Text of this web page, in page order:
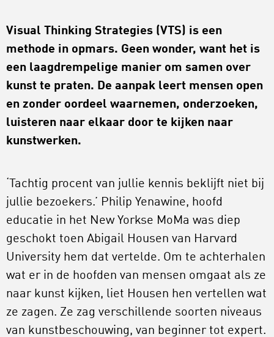
Visual Thinking Strategies (VTS) is een
methode in opmars. Geen wonder, want het is
een laagdrempelige manier om samen over
kunst te praten. De aanpak leert mensen open
en zonder oordeel waarnemen, onderzoeken,
luisteren naar elkaar door te kijken naar
kunstwerken.
‘Tachtig procent van jullie kennis beklijft niet bij
jullie bezoekers.’ Philip Yenawine, hoofd
educatie in het New Yorkse MoMa was diep
geschokt toen Abigail Housen van Harvard
University hem dat vertelde. Om te achterhalen
wat er in de hoofden van mensen omgaat als ze
naar kunst kijken, liet Housen hen vertellen wat
ze zagen. Ze zag verschillende soorten niveaus
van kunstbeschouwing, van beginner tot expert.